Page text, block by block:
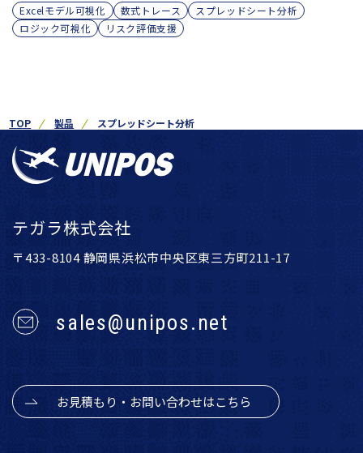
Excelモデル可視化 数式トレース
スプレッドシート分析
ロジック可視化
リスク評価支援
TOP 製品 スプレッドシート分析
テガラ株式会社
〒433-8104 静岡県浜松市中央区東三方町211-17
sales@unipos.net
お見積もり・お問い合わせはこちら